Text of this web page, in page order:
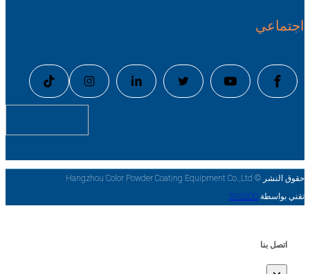
اجتماعي
حقوق النشر © Hangzhou Color Powder Coating Equipment Co.,Ltd
تقني بواسطة SINGOO
اتصل بنا